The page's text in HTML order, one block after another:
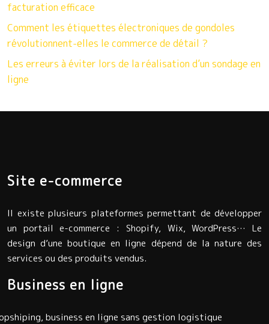
facturation efficace
Comment les étiquettes électroniques de gondoles
révolutionnent-elles le commerce de détail ?
Les erreurs à éviter lors de la réalisation d’un sondage en
ligne
Site e-commerce
Il existe plusieurs plateformes permettant de développer
un portail e-commerce : Shopify, Wix, WordPress… Le
design d’une boutique en ligne dépend de la nature des
services ou des produits vendus.
Business en ligne
business en ligne sans gestion logistique